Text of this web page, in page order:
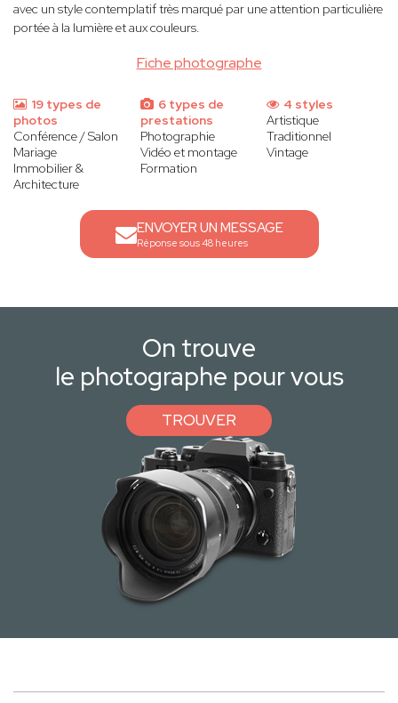
Fiche photographe
avec un style contemplatif très marqué par une attention particulière
portée à la lumière et aux couleurs.
19 types de
photos
Conférence / Salon
Mariage
Immobilier &
Architecture
6 types de
prestations
Photographie
Vidéo et montage
Formation
4 styles
Artistique
Traditionnel
Vintage
ENVOYER UN MESSAGE
Réponse sous 48 heures
On trouve
le photographe pour vous
TROUVER